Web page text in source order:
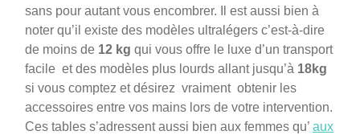
sans pour autant vous encombrer. Il est aussi bien à
noter qu’il existe des modèles ultralégers c’est-à-dire
de moins de 12 kg qui vous offre le luxe d’un transport
facile et des modèles plus lourds allant jusqu’à 18kg
si vous comptez et désirez vraiment obtenir les
accessoires entre vos mains lors de votre intervention.
Ces tables s’adressent aussi bien aux femmes qu’ aux